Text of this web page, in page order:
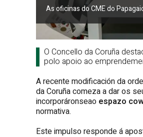
As oficinas do CME do
O Concello da Coruña
polo apoio ao
A recente modificación da
da Coruña comeza a dar os
incorporáronseao espazo
normativa.
Este impulso responde á